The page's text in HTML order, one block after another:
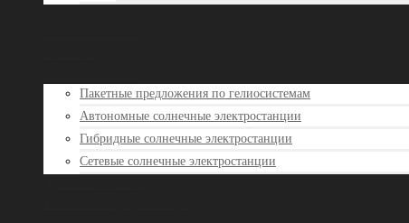
Пакетные предложения по гелиосистемам
Автономные солнечные электростанции
Гибридные солнечные электростанции
Сетевые солнечные электростанции